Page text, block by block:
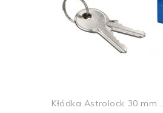
Kłódka Astrolock 30 mm...